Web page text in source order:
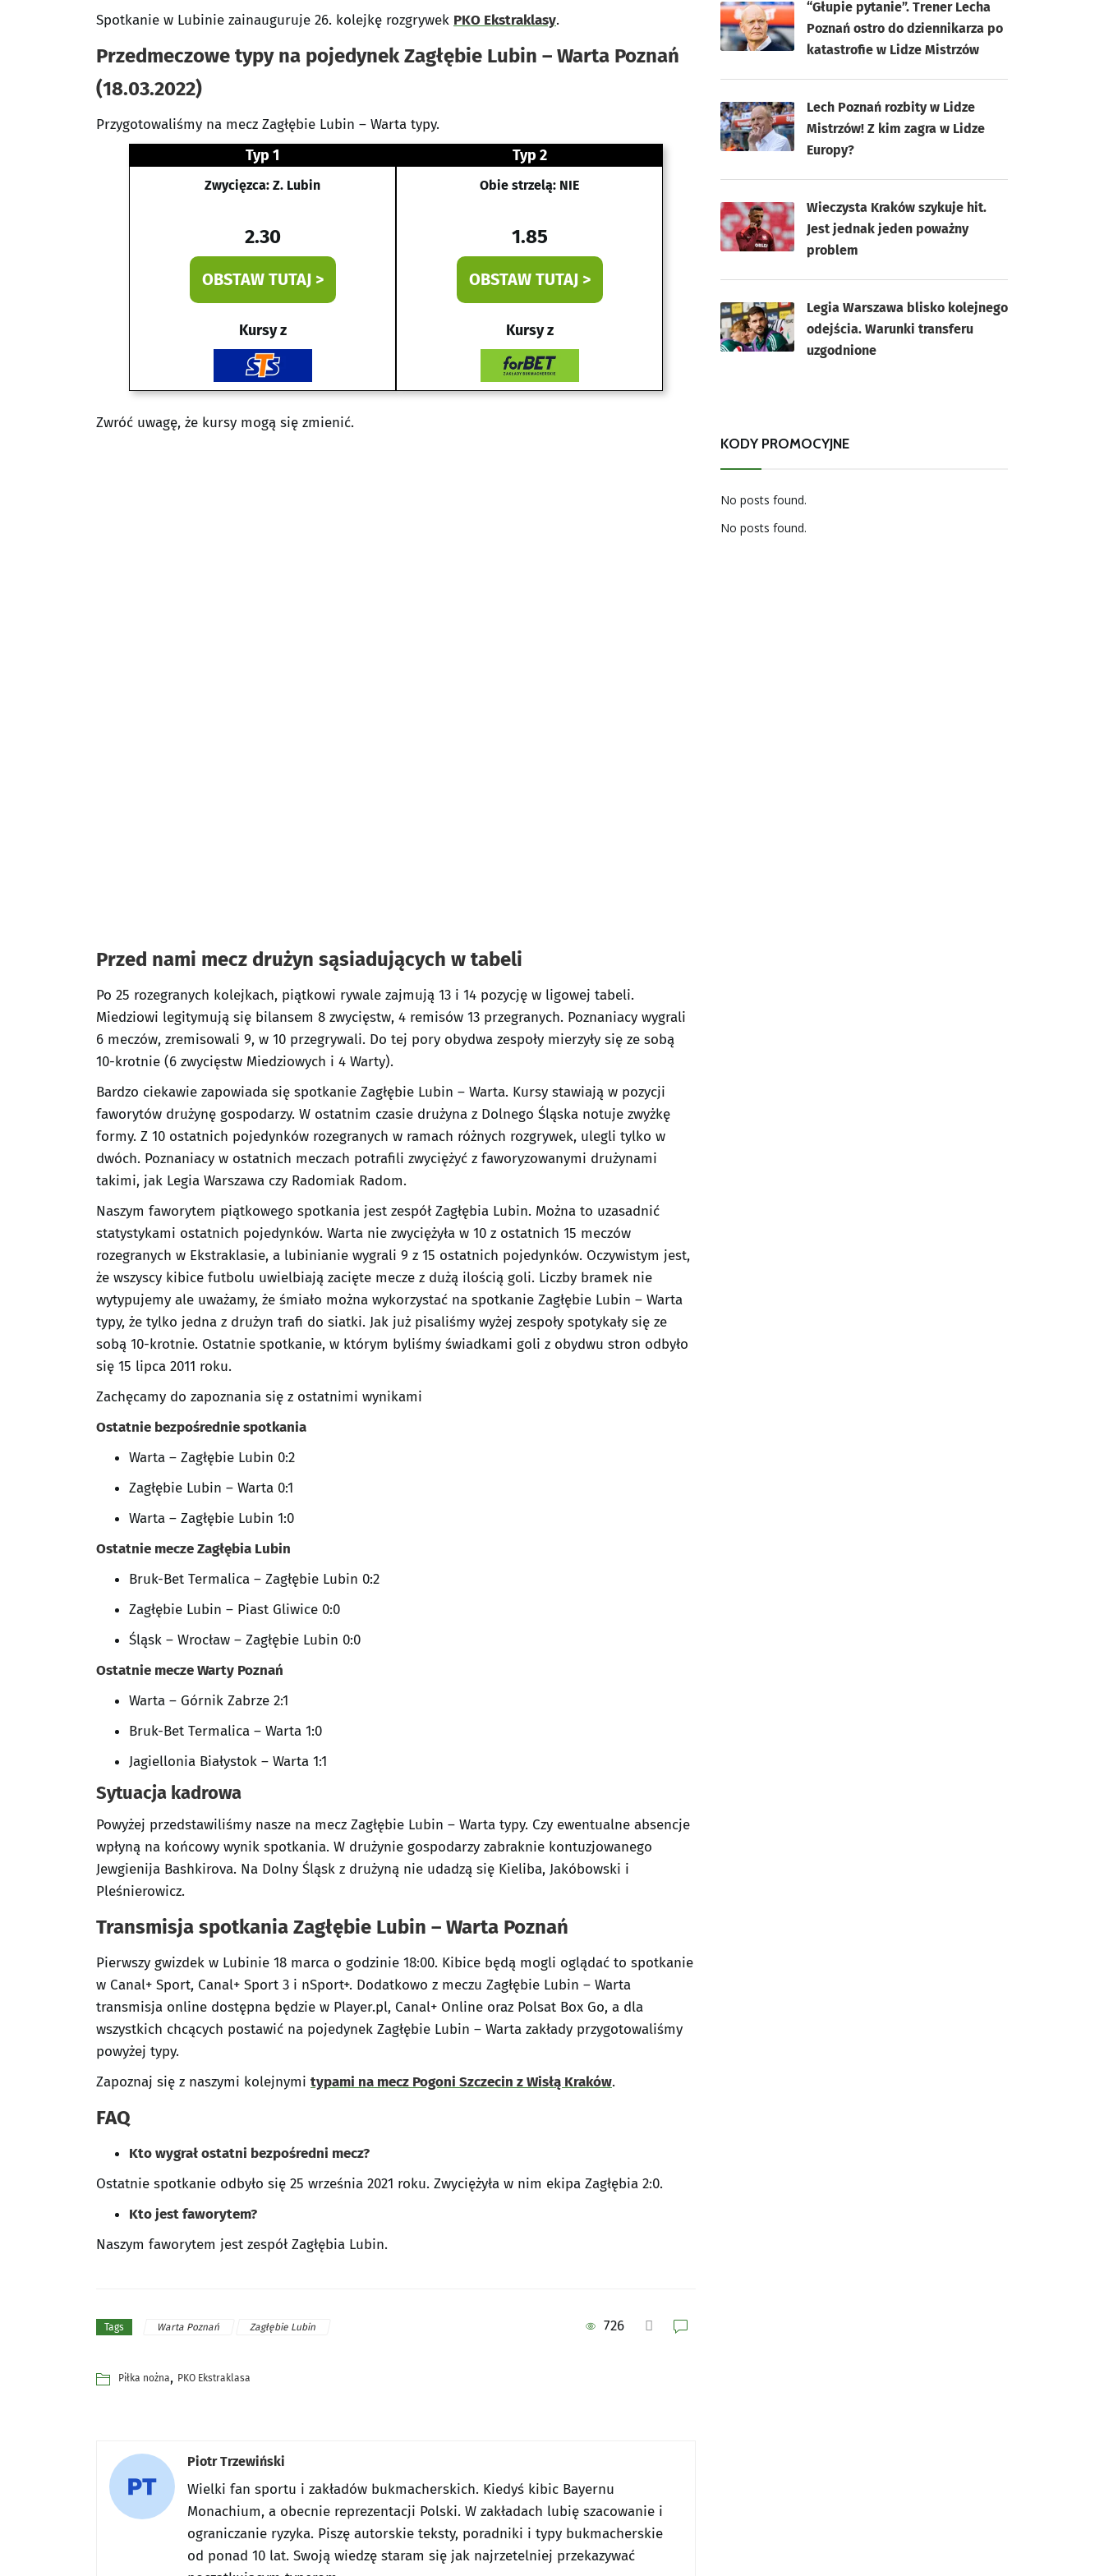
Spotkanie w Lubinie zainauguruje 26. kolejkę rozgrywek PKO Ekstraklasy.
Przedmeczowe typy na pojedynek Zagłębie Lubin – Warta Poznań
(18.03.2022)
Przygotowaliśmy na mecz Zagłębie Lubin – Warta typy.
Typ 1
Zwycięzca: Z. Lubin
2.30
OBSTAW TUTAJ >
Kursy z
Typ 2
Obie strzelą: NIE
1.85
OBSTAW TUTAJ >
Kursy z
Zwróć uwagę, że kursy mogą się zmienić.
Przed nami mecz drużyn sąsiadujących w tabeli
Po 25 rozegranych kolejkach, piątkowi rywale zajmują 13 i 14 pozycję w ligowej tabeli.
Miedziowi legitymują się bilansem 8 zwycięstw, 4 remisów 13 przegranych. Poznaniacy wygrali
6 meczów, zremisowali 9, w 10 przegrywali. Do tej pory obydwa zespoły mierzyły się ze sobą
10-krotnie (6 zwycięstw Miedziowych i 4 Warty).
Bardzo ciekawie zapowiada się spotkanie Zagłębie Lubin – Warta. Kursy stawiają w pozycji
faworytów drużynę gospodarzy. W ostatnim czasie drużyna z Dolnego Śląska notuje zwyżkę
formy. Z 10 ostatnich pojedynków rozegranych w ramach różnych rozgrywek, ulegli tylko w
dwóch. Poznaniacy w ostatnich meczach potrafili zwyciężyć z faworyzowanymi drużynami
takimi, jak Legia Warszawa czy Radomiak Radom.
Naszym faworytem piątkowego spotkania jest zespół Zagłębia Lubin. Można to uzasadnić
statystykami ostatnich pojedynków. Warta nie zwyciężyła w 10 z ostatnich 15 meczów
rozegranych w Ekstraklasie, a lubinianie wygrali 9 z 15 ostatnich pojedynków. Oczywistym jest,
że wszyscy kibice futbolu uwielbiają zacięte mecze z dużą ilością goli. Liczby bramek nie
wytypujemy ale uważamy, że śmiało można wykorzystać na spotkanie Zagłębie Lubin – Warta
typy, że tylko jedna z drużyn trafi do siatki. Jak już pisaliśmy wyżej zespoły spotykały się ze
sobą 10-krotnie. Ostatnie spotkanie, w którym byliśmy świadkami goli z obydwu stron odbyło
się 15 lipca 2011 roku.
Zachęcamy do zapoznania się z ostatnimi wynikami
Ostatnie bezpośrednie spotkania
Warta – Zagłębie Lubin 0:2
Zagłębie Lubin – Warta 0:1
Warta – Zagłębie Lubin 1:0
Ostatnie mecze Zagłębia Lubin
Bruk-Bet Termalica – Zagłębie Lubin 0:2
Zagłębie Lubin – Piast Gliwice 0:0
Śląsk – Wrocław – Zagłębie Lubin 0:0
Ostatnie mecze Warty Poznań
Warta – Górnik Zabrze 2:1
Bruk-Bet Termalica – Warta 1:0
Jagiellonia Białystok – Warta 1:1
Sytuacja kadrowa
Powyżej przedstawiliśmy nasze na mecz Zagłębie Lubin – Warta typy. Czy ewentualne absencje
wpłyną na końcowy wynik spotkania. W drużynie gospodarzy zabraknie kontuzjowanego
Jewgienija Bashkirova. Na Dolny Śląsk z drużyną nie udadzą się Kieliba, Jakóbowski i
Pleśnierowicz.
Transmisja spotkania Zagłębie Lubin – Warta Poznań
Pierwszy gwizdek w Lubinie 18 marca o godzinie 18:00. Kibice będą mogli oglądać to spotkanie
w Canal+ Sport, Canal+ Sport 3 i nSport+. Dodatkowo z meczu Zagłębie Lubin – Warta
transmisja online dostępna będzie w Player.pl, Canal+ Online oraz Polsat Box Go, a dla
wszystkich chcących postawić na pojedynek Zagłębie Lubin – Warta zakłady przygotowaliśmy
powyżej typy.
Zapoznaj się z naszymi kolejnymi typami na mecz Pogoni Szczecin z Wisłą Kraków.
FAQ
Kto wygrał ostatni bezpośredni mecz?
Ostatnie spotkanie odbyło się 25 września 2021 roku. Zwyciężyła w nim ekipa Zagłębia 2:0.
Kto jest faworytem?
Naszym faworytem jest zespół Zagłębia Lubin.
Tags Warta Poznań Zagłębie Lubin 726
Piłka nożna, PKO Ekstraklasa
Piotr Trzewiński
Wielki fan sportu i zakładów bukmacherskich. Kiedyś kibic Bayernu
Monachium, a obecnie reprezentacji Polski. W zakładach lubię szacowanie i
ograniczanie ryzyka. Piszę autorskie teksty, poradniki i typy bukmacherskie
od ponad 10 lat. Swoją wiedzę staram się jak najrzetelniej przekazywać
“Głupie pytanie”. Trener Lecha
Poznań ostro do dziennikarza po
katastrofie w Lidze Mistrzów
Lech Poznań rozbity w Lidze
Mistrzów! Z kim zagra w Lidze
Europy?
Wieczysta Kraków szykuje hit.
Jest jednak jeden poważny
problem
Legia Warszawa blisko kolejnego
odejścia. Warunki transferu
uzgodnione
KODY PROMOCYJNE
No posts found.
No posts found.